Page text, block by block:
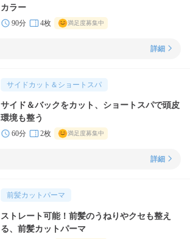
カラー
90分 4枚 満足度募集中
詳細
サイドカット＆ショートスパ
サイド＆バックをカット、ショートスパで頭皮
環境も整う
60分 2枚 満足度募集中
詳細
前髪カットパーマ
ストレート可能！前髪のうねりやクセも整え
る、前髪カットパーマ